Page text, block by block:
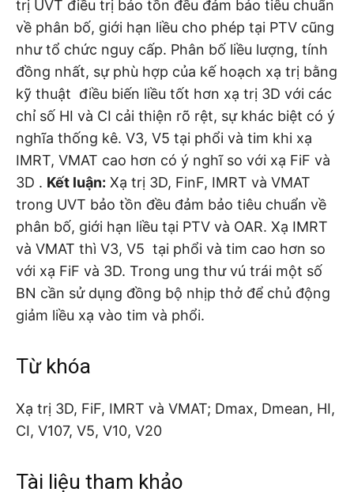
trị UVT điều trị bảo tồn đều đảm bảo tiêu chuẩn
về phân bố, giới hạn liều cho phép tại PTV cũng
như tổ chức nguy cấp. Phân bố liều lượng, tính
đồng nhất, sự phù hợp của kế hoạch xạ trị bằng
kỹ thuật điều biến liều tốt hơn xạ trị 3D với các
chỉ số HI và CI cải thiện rõ rệt, sự khác biệt có ý
nghĩa thống kê. V3, V5 tại phổi và tim khi xạ
IMRT, VMAT cao hơn có ý nghĩ so với xạ FiF và
3D . Kết luận: Xạ trị 3D, FinF, IMRT và VMAT
trong UVT bảo tồn đều đảm bảo tiêu chuẩn về
phân bố, giới hạn liều tại PTV và OAR. Xạ IMRT
và VMAT thì V3, V5 tại phổi và tim cao hơn so
với xạ FiF và 3D. Trong ung thư vú trái một số
BN cần sử dụng đồng bộ nhịp thở để chủ động
giảm liều xạ vào tim và phổi.
Từ khóa
Xạ trị 3D, FiF, IMRT và VMAT; Dmax, Dmean, HI,
CI, V107, V5, V10, V20
Tài liệu tham khảo